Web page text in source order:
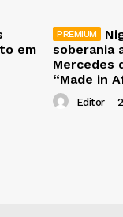
em
soberania
Mercedes
“Made in
Editor -